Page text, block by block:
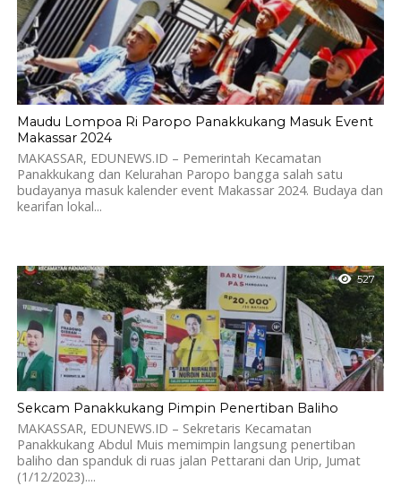
Maudu Lompoa Ri Paropo Panakkukang Masuk Event
Makassar 2024
MAKASSAR, EDUNEWS.ID – Pemerintah Kecamatan
Panakkukang dan Kelurahan Paropo bangga salah satu
budayanya masuk kalender event Makassar 2024. Budaya dan
kearifan lokal...
527
Sekcam Panakkukang Pimpin Penertiban Baliho
MAKASSAR, EDUNEWS.ID – Sekretaris Kecamatan
Panakkukang Abdul Muis memimpin langsung penertiban
baliho dan spanduk di ruas jalan Pettarani dan Urip, Jumat
(1/12/2023)....